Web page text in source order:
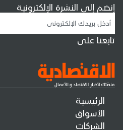
الرئيسية
الأسواق
الشركات
إنضم إلى النشرة الإلكترونية
تابعنا على